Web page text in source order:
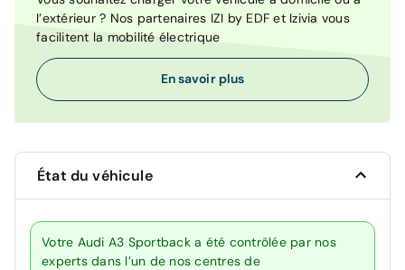
l’extérieur ? Nos partenaires IZI by EDF et Izivia vous
facilitent la mobilité électrique
En savoir plus
État du véhicule
Votre Audi A3 Sportback a été contrôlée par nos
experts dans l’un de nos centres de